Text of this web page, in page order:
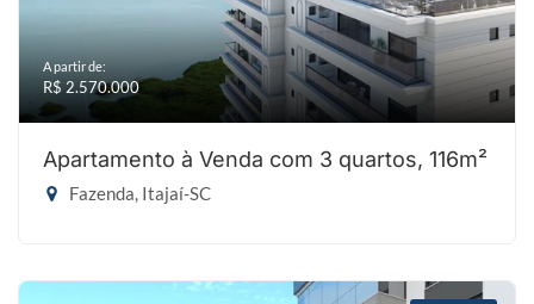
A partir de:
R$ 2.570.000
Apartamento à Venda com 3 quartos, 116m²
Fazenda, Itajaí-SC